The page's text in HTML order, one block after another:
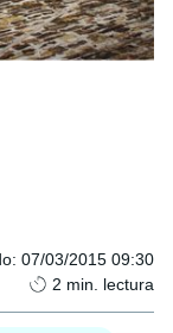
: 07/03/2015 09:30
2 min. lectura